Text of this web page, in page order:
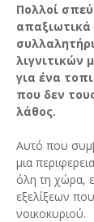
Πολλοί
απαξιωτικά
λιγνιτικών
για ένα
που δεν
λάθος.
Αυτό που
μια
όλη τη χώρα,
εξελίξεων
νοικοκυριού.